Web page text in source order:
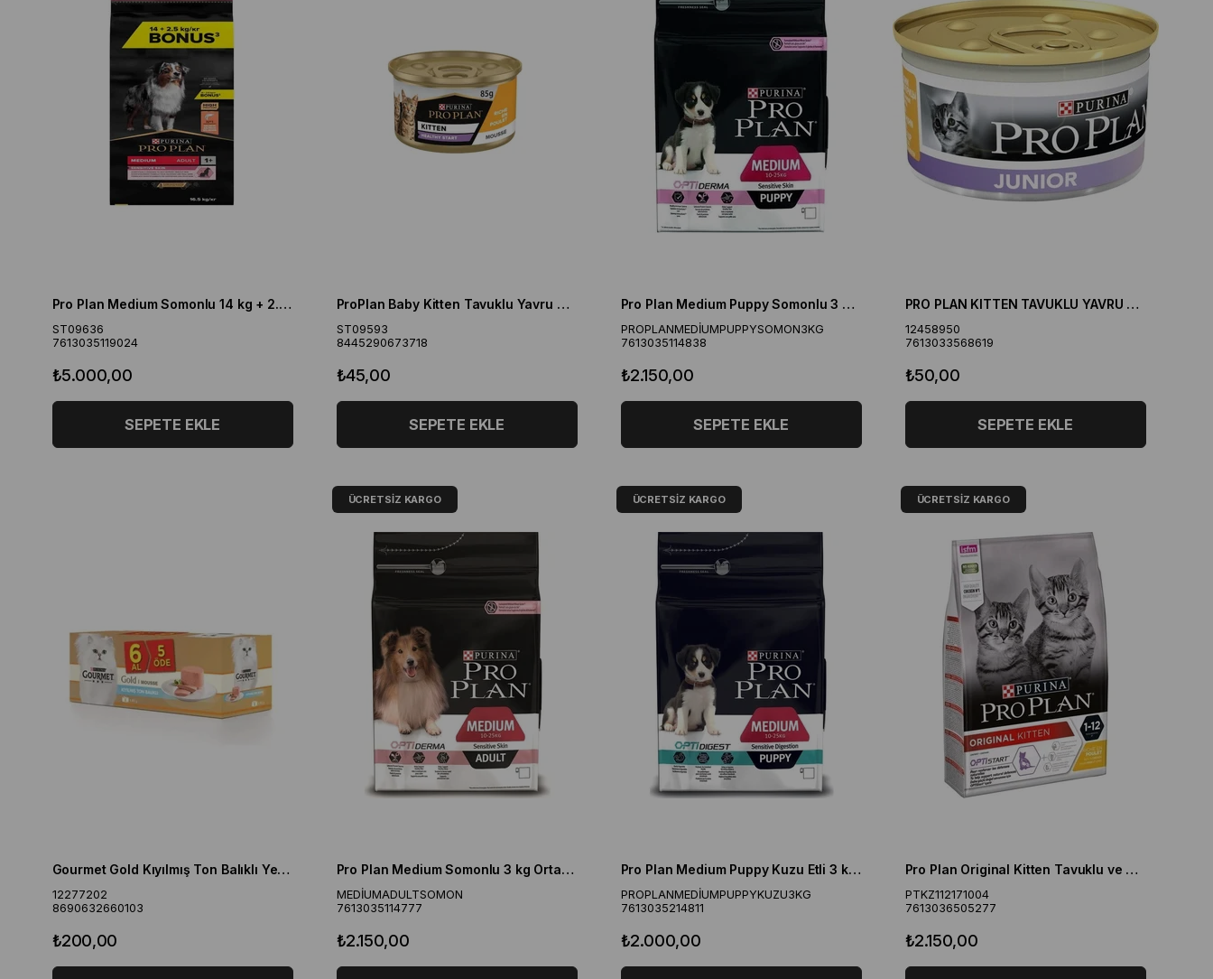
Pro Plan Medium Somonlu 14 kg + 2.5 kg Orta Irk Yetişkin Köpek Maması
ST09636
7613035119024
₺5.000,00
SEPETE EKLE
ProPlan Baby Kitten Tavuklu Yavru Kedi Konservesi 85 gr
ST09593
8445290673718
₺45,00
SEPETE EKLE
Pro Plan Medium Puppy Somonlu 3 kg Orta Irk Yavru Köpek Maması
PROPLANMEDİUMPUPPYSOMON3KG
7613035114838
₺2.150,00
SEPETE EKLE
PRO PLAN KITTEN TAVUKLU YAVRU KEDİ KONSERVESİ 85 GR
12458950
7613033568619
₺50,00
SEPETE EKLE
Gourmet Gold Kıyılmış Ton Balıklı Yetişkin Kedi Konservesi 6 Al 5 Öde
12277202
8690632660103
₺200,00
Pro Plan Medium Somonlu 3 kg Orta Irk Yetişkin Köpek Maması
MEDİUMADULTSOMON
7613035114777
₺2.150,00
ÜCRETSIZ KARGO
Pro Plan Medium Puppy Kuzu Etli 3 kg Orta Irk Yavru Köpek Maması
PROPLANMEDİUMPUPPYKUZU3KG
7613035214811
₺2.000,00
ÜCRETSIZ KARGO
Pro Plan Original Kitten Tavuklu ve Pirinçli 3 kg Yavru Kedi Maması
PTKZ112171004
7613036505277
₺2.150,00
ÜCRETSIZ KARGO